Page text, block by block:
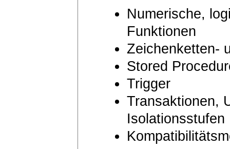
Numerische,
Funktionen
Zeichenketten-
Stored
Trigger
Transaktionen,
Isolationsstufen